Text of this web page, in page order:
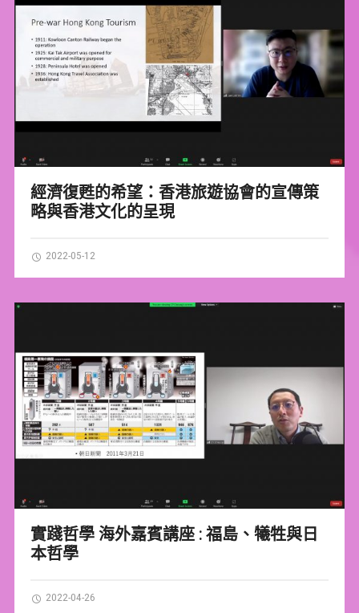
經濟復甦的希望：香港旅遊協會的宣傳策
略與香港文化的呈現
2022-05-12
實踐哲學 海外嘉賓講座 : 福島、犧牲與日
本哲學
2022-04-26